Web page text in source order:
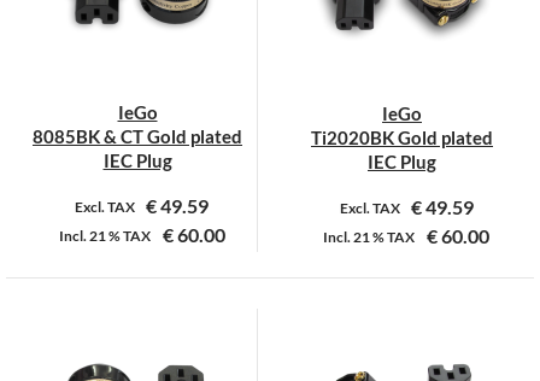
IeGo
8085BK & CT Gold plated
IEC Plug
Excl. TAX €49.59
Incl.21 %TAX €60.00
Dit
meerdere
IeGo
Ti2020BK Gold plated
IEC Plug
Excl. TAX €49.59
Incl.21 %TAX €60.00